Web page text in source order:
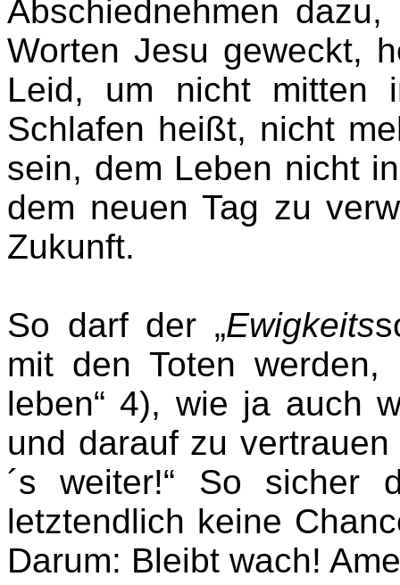
Abschiednehmen
Worten Jesu geweckt,
Leid, um nicht mitten
Schlafen heißt, nicht
sein, dem Leben nicht
dem neuen Tag zu
Zukunft.
So darf der „Ewigkeits
mit den Toten
leben“ 4), wie ja auch
und darauf zu
´s weiter!“ So sicher
letztendlich keine
Darum: Bleibt wach!